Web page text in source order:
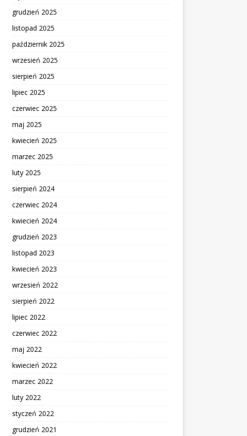
grudzień 2025
listopad 2025
październik 2025
wrzesień 2025
sierpień 2025
lipiec 2025
czerwiec 2025
maj 2025
kwiecień 2025
marzec 2025
luty 2025
sierpień 2024
czerwiec 2024
kwiecień 2024
grudzień 2023
listopad 2023
kwiecień 2023
wrzesień 2022
sierpień 2022
lipiec 2022
czerwiec 2022
maj 2022
kwiecień 2022
marzec 2022
luty 2022
styczeń 2022
grudzień 2021